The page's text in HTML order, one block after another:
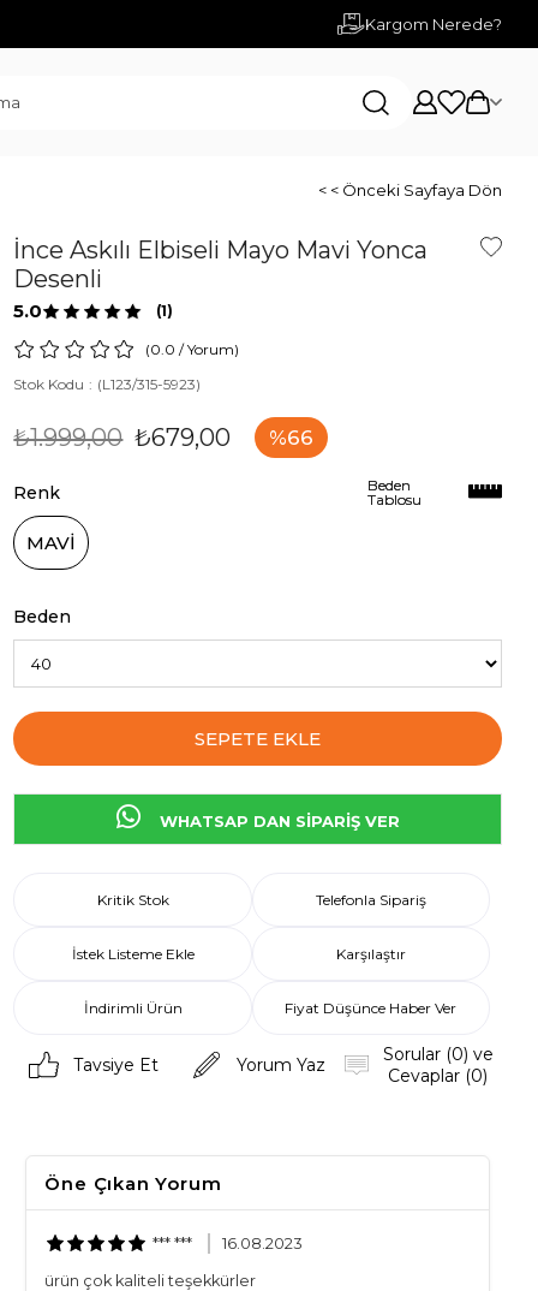
Kargom Nerede?
< < Önceki Sayfaya Dön
İnce Askılı Elbiseli Mayo Mavi Yonca
Desenli
5.0 (1)
0.0 /Yorum)
Stok Kodu
(L123/315-5923)
₺1.999,00 ₺679,00 66
Renk
MAVİ
Beden
Beden
Tablosu
Beden
Tablosu
WHATSAP DAN SİPARİŞ VER
Kritik Stok Telefonla Sipariş
İstek Listeme Ekle Karşılaştır
İndirimli Ürün Fiyat Düşünce Haber Ver
Tavsiye Et Yorum Yaz
Sorular (0) ve
Cevaplar (0)
Öne Çıkan Yorum
*** *** 16.08.2023
ürün çok kaliteli teşekkürler